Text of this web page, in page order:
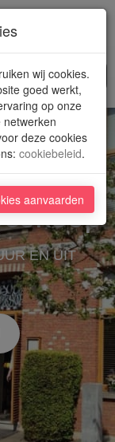
EN UIT
wij cookies.
goed werkt,
op onze
deze cookies
: cookiebeleid.
aanvaarden